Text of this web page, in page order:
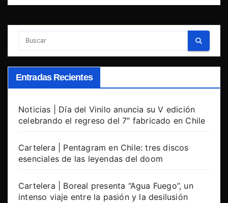
Entradas Recientes
Noticias | Día del Vinilo anuncia su V edición
celebrando el regreso del 7″ fabricado en Chile
Cartelera | Pentagram en Chile: tres discos
esenciales de las leyendas del doom
Cartelera | Boreal presenta “Agua Fuego”, un
intenso viaje entre la pasión y la desilusión